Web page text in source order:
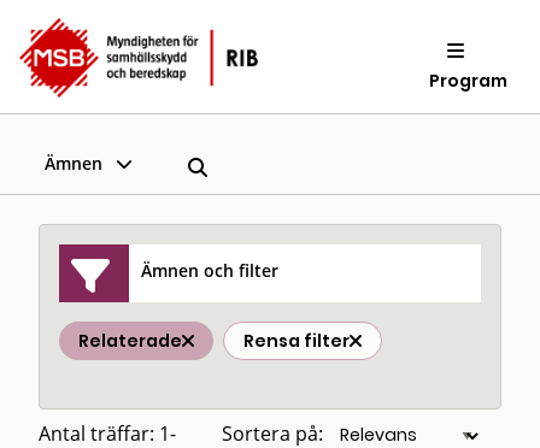
Program
Ämnen
Ämnen och filter
Relaterade Rensa filter
Antal träffar: 1-
Sortera på: